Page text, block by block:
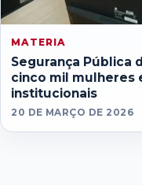
MATERIA
Segurança Pública
cinco mil mulheres
institucionais
20 DE MARÇO DE 2026